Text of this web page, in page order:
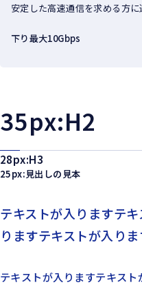
安定した高速通信を求める方に
下り最大10Gbps
35px:H2
28px:H3
25px:見出しの見本
テキストが入りますテ
りますテキストが入り
テキストが入りますテキス